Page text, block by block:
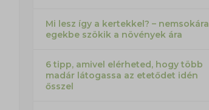
Mi lesz így a kertekkel? – nemsokára
egekbe szökik a növények ára
6 tipp, amivel elérheted, hogy több
madár látogassa az etetődet idén
ősszel